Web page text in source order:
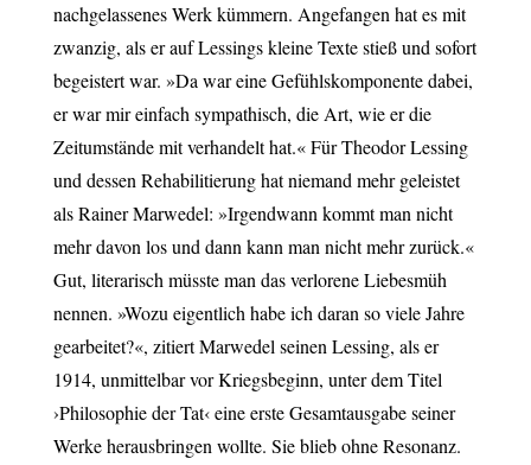
nachgelassenes Werk kümmern. Angefangen hat es mit
zwanzig, als er auf Lessings kleine Texte stieß und sofort
begeistert war. »Da war eine Gefühlskomponente dabei,
er war mir einfach sympathisch, die Art, wie er die
Zeitumstände mit verhandelt hat.« Für Theodor Lessing
und dessen Rehabilitierung hat niemand mehr geleistet
als Rainer Marwedel: »Irgendwann kommt man nicht
mehr davon los und dann kann man nicht mehr zurück.«
Gut, literarisch müsste man das verlorene Liebesmüh
nennen. »Wozu eigentlich habe ich daran so viele Jahre
gearbeitet?«, zitiert Marwedel seinen Lessing, als er
1914, unmittelbar vor Kriegsbeginn, unter dem Titel
›Philosophie der Tat‹ eine erste Gesamtausgabe seiner
Werke herausbringen wollte. Sie blieb ohne Resonanz.